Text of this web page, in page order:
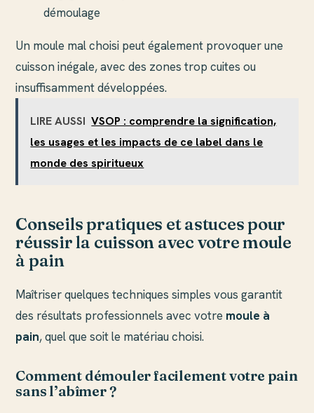
démoulage
Un moule mal choisi peut également provoquer une
cuisson inégale, avec des zones trop cuites ou
insuffisamment développées.
LIRE AUSSI VSOP : comprendre la signification,
les usages et les impacts de ce label dans le
monde des spiritueux
Conseils pratiques et astuces pour
réussir la cuisson avec votre moule
à pain
Maîtriser quelques techniques simples vous garantit
des résultats professionnels avec votre moule à
pain, quel que soit le matériau choisi.
Comment démouler facilement votre pain
sans l’abîmer ?